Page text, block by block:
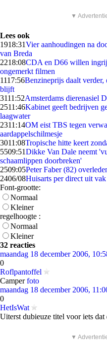
▼
Lees ook
1918:31Vier aanhoudingen na
van Breda
2218:08CDA en D66 willen
ongemerkt filmen
1117:56Benzineprijs daalt
blijft
3111:52Amsterdams dierenasiel
2511:46Kabinet geeft bedrijven
laagwater
2311:14OM eist TBS tegen
aardappelschilmesje
3011:08Tropische hitte keert
5509:51Dikke Van Dale neemt
schaamlippen doorbreken'
2509:05Peter Faber (82)
2406/08Huisarts per direct uit
Font-grootte:
Normaal
Kleiner
regelhoogte :
Normaal
Kleiner
32 reacties
maandag 18 december 2006,
0
Roflpantoffel
Camperfoto
maandag 18 december 2006,
0
HetIsWat
Uiterst dubieuze titel voor iets dat
▼